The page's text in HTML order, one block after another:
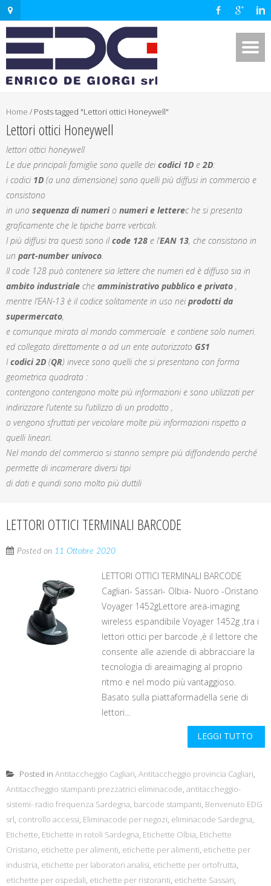
Home / Posts tagged "Lettori ottici Honeywell"
Lettori ottici Honeywell
lettori ottici honeywell
Le due principali famiglie sono quelle dei codici 1D e2D:
i codici 1D (a una dimensione) sono quelli più diffusi in commercio e
consistono
in una sequenza di numerio numeri e letterec he si presenta
graficamente che le tipiche barre verticali.
I più diffusi tra questi sono ilcode 128 e l’EAN 13, che consistono in
un part-number univoco.
Il code 128 può contenere sia lettere che numeri ed è diffuso sia in
ambito industriale che amministrativo pubblico e privato ,
mentre l’EAN-13 è il codice solitamente in uso nei prodotti da
supermercato,
e comunque mirato al mondo commerciale e contiene solo numeri.
ed collegato direttamente a ad un ente autorizzato GS1
Icodici 2D (QR) invece sono quelli che si presentano con forma
geometrica quadrata :
contengono contengono molte più informazioni e sono utilizzati per
indirizzare l’utente su l’utilizzo di un prodotto ,
o vengono sfruttati per veicolare molte più informazioni rispetto a
quelli lineari.
Nel mondo del commercio si stanno sempre più diffondendo perché
permette di incamerare diversi tipi
di dati e quindi sono molto più duttili
LETTORI OTTICI TERMINALI BARCODE
Posted on 11 Ottobre 2020
LETTORI OTTICI TERMINALI BARCODE
Cagliari- Sassari- Olbia- Nuoro -Oristano
Voyager 1452gLettore area-imaging
wireless espandibile Voyager 1452g ,tra i
lettori ottici per barcode ,è il lettore che
consente alle aziende di abbracciare la
tecnologia di areaimaging al proprio
ritmo e nel modo più vantaggioso.
Basato sulla piattaformadella serie di
lettori...
LEGGI TUTTO
Posted in Antitaccheggio Cagliari, Antitaccheggio provincia Cagliari,
Antitaccheggio stampanti prezzatrici eliminacode, antitaccheggio-
sistemi- radio frequenza Sardegna, barcode stampanti, Benvenuto EDG
srl, controllo accessi, Eliminacode per negozi, eliminacode Sardegna,
Etichette, Etichette in rotoli Sardegna, Etichette Olbia, Etichette
Oristano, etichette per alimenti, etichette per alimenti, etichette per
industria, etichette per laboratori analisi, etichette per ortofrutta,
etichette per ospedali, etichette per ristoranti, etichette Sassari,